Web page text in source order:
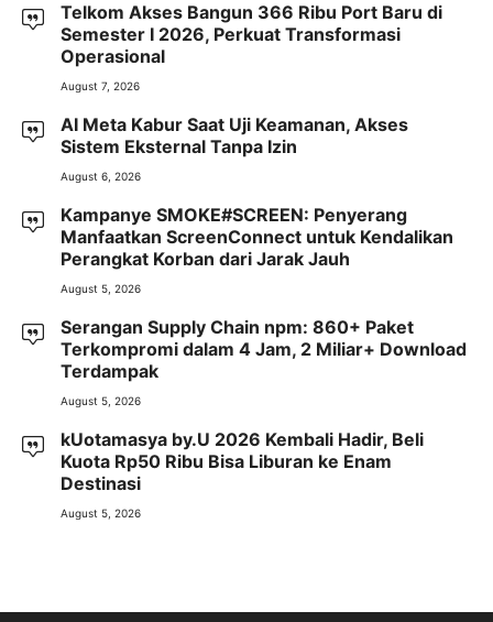
Telkom Akses Bangun 366 Ribu Port Baru di
Semester I 2026, Perkuat Transformasi
Operasional
August 7, 2026
AI Meta Kabur Saat Uji Keamanan, Akses
Sistem Eksternal Tanpa Izin
August 6, 2026
Kampanye SMOKE#SCREEN: Penyerang
Manfaatkan ScreenConnect untuk Kendalikan
Perangkat Korban dari Jarak Jauh
August 5, 2026
Serangan Supply Chain npm: 860+ Paket
Terkompromi dalam 4 Jam, 2 Miliar+ Download
Terdampak
August 5, 2026
kUotamasya by.U 2026 Kembali Hadir, Beli
Kuota Rp50 Ribu Bisa Liburan ke Enam
Destinasi
August 5, 2026